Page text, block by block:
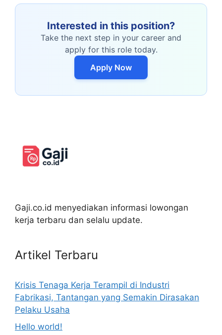
Interested in this position?
Take the next step in your career and
apply for this role today.
Apply Now
Gaji.co.id menyediakan informasi lowongan
kerja terbaru dan selalu update.
Artikel Terbaru
Krisis Tenaga Kerja Terampil di Industri
Fabrikasi, Tantangan yang Semakin Dirasakan
Pelaku Usaha
Hello world!